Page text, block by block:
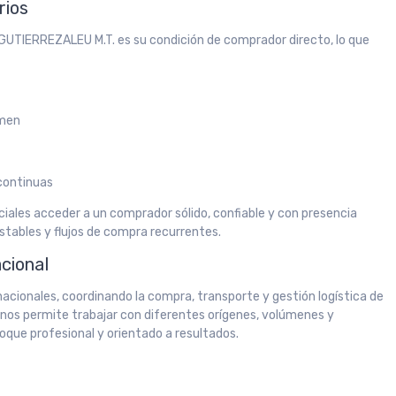
M.T. es su condición de comprador directo, lo que
acceder a un comprador sólido, confiable y con presencia
y flujos de compra recurrentes.
coordinando la compra, transporte y gestión logística de
permite trabajar con diferentes orígenes, volúmenes y
profesional y orientado a resultados.